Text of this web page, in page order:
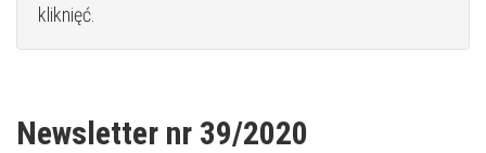
kliknięć.
Newsletter nr 39/2020